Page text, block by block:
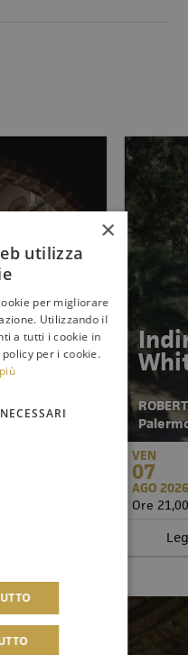
VEN
07
AGO
Ore
×
utilizza
per migliorare
Utilizzando il
a tutti i cookie in
per i cookie.